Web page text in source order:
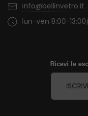
info@bellinvetro.it
lun-ven 8:00-
Ricevi le